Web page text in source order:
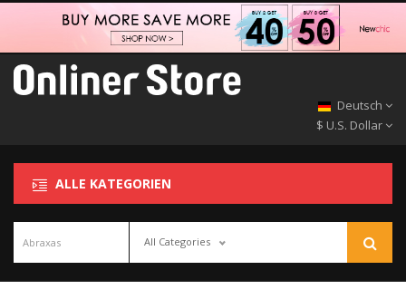
Deutsch
$ U.S. Dollar
ALLE KATEGORIEN
All Categories